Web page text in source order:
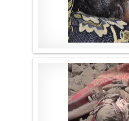
موقع لا الأخباري
.